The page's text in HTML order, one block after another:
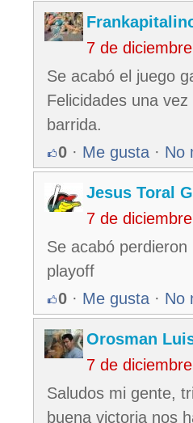
7 de
Se acabó el juego
Felicidades una
barrida.
0 · Me gusta · No
Jesus Toral
7 de
Se acabó
playoff
0 · Me gusta · No
Orosman
7 de
Saludos mi gente,
buena victoria nos